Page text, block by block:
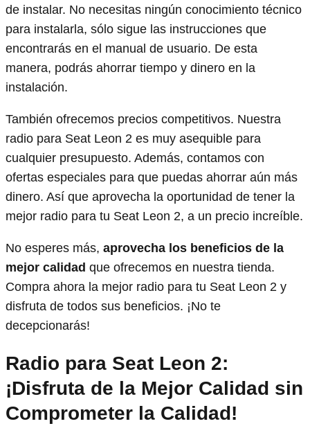
de instalar. No necesitas ningún conocimiento técnico
para instalarla, sólo sigue las instrucciones que
encontrarás en el manual de usuario. De esta
manera, podrás ahorrar tiempo y dinero en la
instalación.
También ofrecemos precios competitivos. Nuestra
radio para Seat Leon 2 es muy asequible para
cualquier presupuesto. Además, contamos con
ofertas especiales para que puedas ahorrar aún más
dinero. Así que aprovecha la oportunidad de tener la
mejor radio para tu Seat Leon 2, a un precio increíble.
No esperes más, aprovecha los beneficios de la
mejor calidad que ofrecemos en nuestra tienda.
Compra ahora la mejor radio para tu Seat Leon 2 y
disfruta de todos sus beneficios. ¡No te
decepcionarás!
Radio para Seat Leon 2:
¡Disfruta de la Mejor Calidad sin
Comprometer la Calidad!